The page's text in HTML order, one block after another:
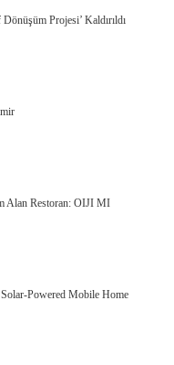
Projesi’ Kaldırıldı
Alan Restoran: OIJI MI
Powered Mobile Home